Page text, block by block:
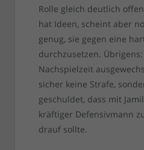
Rolle gleich deutlich
hat Ideen, scheint aber
genug, sie gegen eine
durchzusetzen.
Nachspielzeit
sicher keine Strafe,
geschuldet, dass mit
kräftiger Defensivmann
drauf sollte.